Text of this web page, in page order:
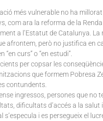
més vulnerable no ha
com ara la reforma de la
a l’Estatut de Catalunya.
afrontem, però no justifica en
curs” o “en estudi”.
per copsar les
que formem Pobresa
contundents.
ingressos, persones que no
dificultats d’accés a la salut
i es persegueix el